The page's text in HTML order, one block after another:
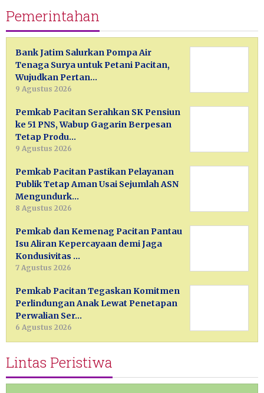
Pemerintahan
Bank Jatim Salurkan Pompa Air
Tenaga Surya untuk Petani Pacitan,
Wujudkan Pertan…
9 Agustus 2026
Pemkab Pacitan Serahkan SK Pensiun
ke 51 PNS, Wabup Gagarin Berpesan
Tetap Produ…
9 Agustus 2026
Pemkab Pacitan Pastikan Pelayanan
Publik Tetap Aman Usai Sejumlah ASN
Mengundurk…
8 Agustus 2026
Pemkab dan Kemenag Pacitan Pantau
Isu Aliran Kepercayaan demi Jaga
Kondusivitas …
7 Agustus 2026
Pemkab Pacitan Tegaskan Komitmen
Perlindungan Anak Lewat Penetapan
Perwalian Ser…
6 Agustus 2026
Lintas Peristiwa